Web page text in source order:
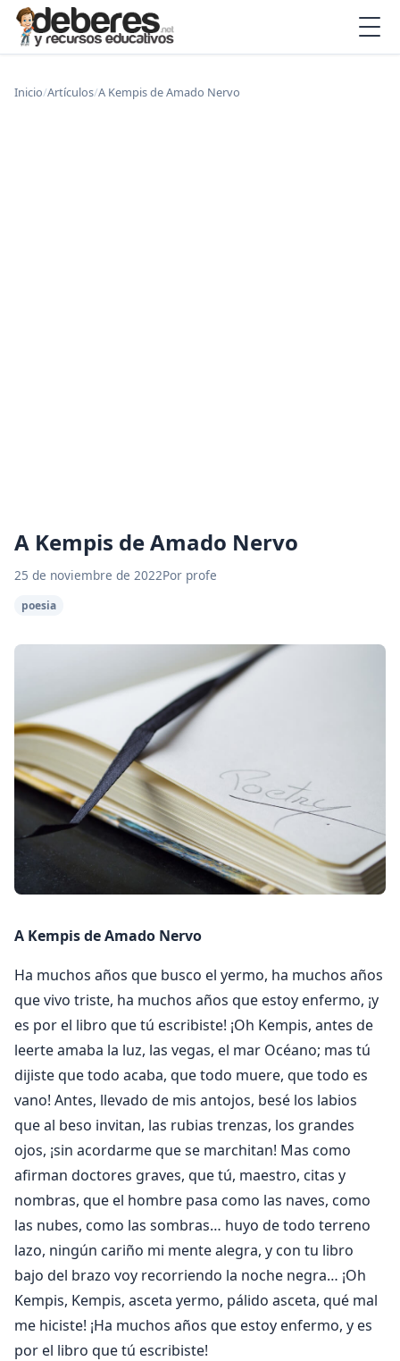
Inicio/Artículos/A Kempis de Amado Nervo
A Kempis de Amado Nervo
25 de noviembre de 2022Por profe
poesia
A Kempis de Amado Nervo
Ha muchos años que busco el yermo, ha muchos años
que vivo triste, ha muchos años que estoy enfermo, ¡y
es por el libro que tú escribiste! ¡Oh Kempis, antes de
leerte amaba la luz, las vegas, el mar Océano; mas tú
dijiste que todo acaba, que todo muere, que todo es
vano! Antes, llevado de mis antojos, besé los labios
que al beso invitan, las rubias trenzas, los grandes
ojos, ¡sin acordarme que se marchitan! Mas como
afirman doctores graves, que tú, maestro, citas y
nombras, que el hombre pasa como las naves, como
las nubes, como las sombras… huyo de todo terreno
lazo, ningún cariño mi mente alegra, y con tu libro
bajo del brazo voy recorriendo la noche negra… ¡Oh
Kempis, Kempis, asceta yermo, pálido asceta, qué mal
me hiciste! ¡Ha muchos años que estoy enfermo, y es
por el libro que tú escribiste!